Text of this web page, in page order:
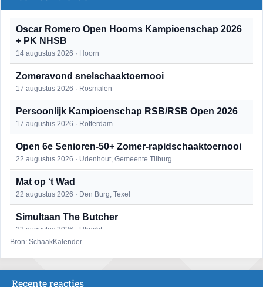
Oscar Romero Open Hoorns Kampioenschap 2026
+ PK NHSB
14 augustus 2026 · Hoorn
Zomeravond snelschaaktoernooi
17 augustus 2026 · Rosmalen
Persoonlijk Kampioenschap RSB/RSB Open 2026
17 augustus 2026 · Rotterdam
Open 6e Senioren-50+ Zomer-rapidschaaktoernooi
22 augustus 2026 · Udenhout, Gemeente Tilburg
Mat op ‘t Wad
22 augustus 2026 · Den Burg, Texel
Simultaan The Butcher
22 augustus 2026 · Utrecht
Bron: SchaakKalender
Recente reacties